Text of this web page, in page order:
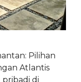
Pilihan
Atlantis
pribadi di